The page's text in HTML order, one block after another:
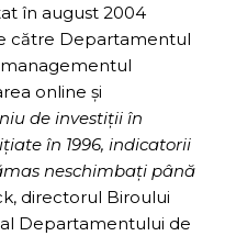
în august 2004
către Departamentul
online şi
de investiţii în
în 1996, indicatorii
neschimbaţi până
directorul Biroului
Departamentului de